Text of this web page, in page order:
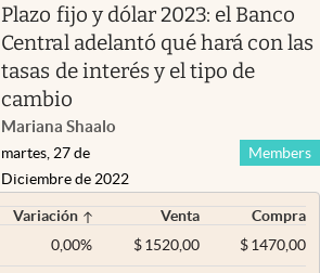
Plazo fijo y dólar 2023: el Banco
Central adelantó qué hará con las
tasas de interés y el tipo de
cambio
Mariana Shaalo
Members
martes, 27 de
Diciembre de 2022
Variación Venta
Compra
0,00% $ 1520,00 $1470,00